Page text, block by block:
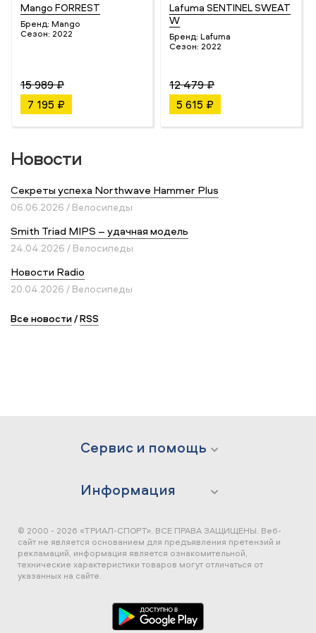
Mango FORREST
Бренд: Mango
Сезон: 2022
15 989 ₽
7 195 ₽
Lafuma SENTINEL SWEAT
W
Бренд: Lafuma
Сезон: 2022
12 479 ₽
5 615 ₽
Новости
Секреты успеха Northwave Hammer Plus
06.06.2026 / Велосипеды
Smith Triad MIPS – удачная модель
24.04.2026 / Велосипеды
Новости Radio
20.04.2026 / Велосипеды
Все новости/RSS
Сервис и помощь
Информация
© 2000 - 2026 «ТРИАЛ-СПОРТ». ВСЕ ПРАВА ЗАЩИЩЕНЫ. Веб-
сайт не является основанием для предъявления претензий и
рекламаций, информация является ознакомительной,
технические характеристики товаров могут отличаться от
указанных на сайте.